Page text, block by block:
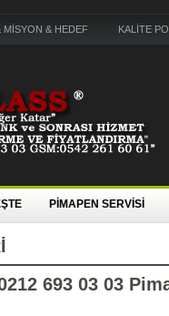
MİSYON & HEDEF KALİTE
PİMAPEN SERVİSİ
693 03 03